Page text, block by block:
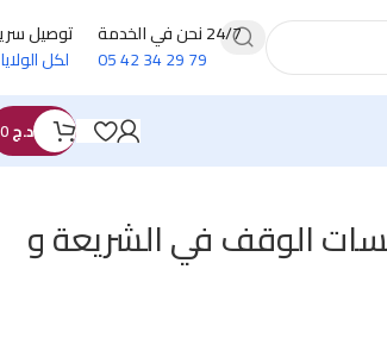
24/7 نحن في الخدمة
79 29 34 42 05
توصيل
لكل
د.ج
الوقف في الشريعة و